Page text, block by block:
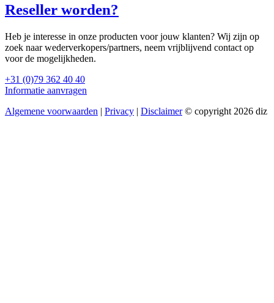
Reseller worden?
Heb je interesse in onze producten voor jouw klanten? Wij zijn op
zoek naar wederverkopers/partners, neem vrijblijvend contact op
voor de mogelijkheden.
+31 (0)79 362 40 40
Informatie aanvragen
Algemene voorwaarden | Privacy | Disclaimer© copyright 2026 diz